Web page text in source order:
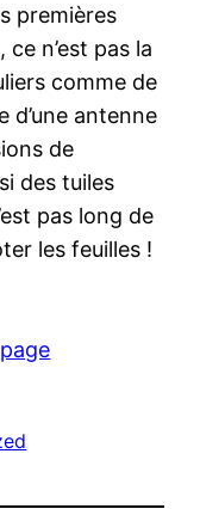
premières
n’est pas la
comme de
d’une antenne
de
des tuiles
pas long de
les feuilles !